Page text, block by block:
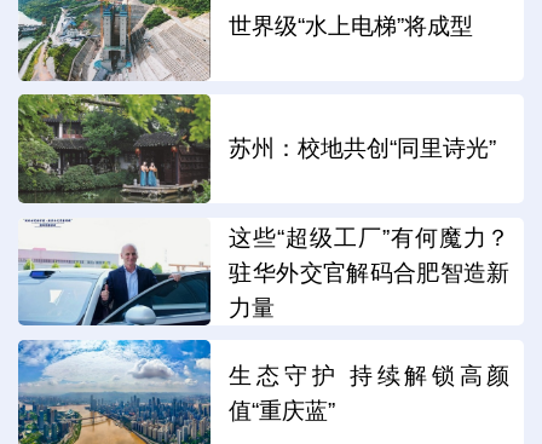
世界级“水上电梯”将成型
苏州：校地共创“同里诗光”
这些“超级工厂”有何魔力？
驻华外交官解码合肥智造新
力量
生态守护 持续解锁高颜
值“重庆蓝”